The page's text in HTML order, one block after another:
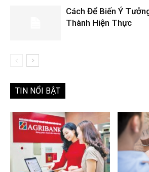
Cách Để Biến Ý
Thành Hiện Thực
TIN NỔI BẬT